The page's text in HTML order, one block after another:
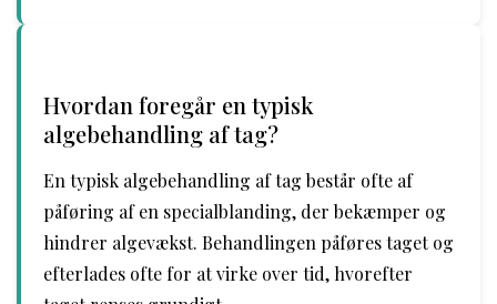
Hvordan foregår en typisk
algebehandling af tag?
En typisk algebehandling af tag består ofte af
påføring af en specialblanding, der bekæmper og
hindrer algevækst. Behandlingen påføres taget og
efterlades ofte for at virke over tid, hvorefter